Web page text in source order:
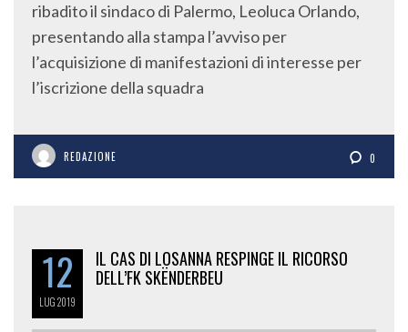
ribadito il sindaco di Palermo, Leoluca Orlando,
presentando alla stampa l’avviso per
l’acquisizione di manifestazioni di interesse per
l’iscrizione della squadra
REDAZIONE 0
12
LUG2019
IL CAS DI LOSANNA RESPINGE IL RICORSO
DELL’FK SKËNDERBEU